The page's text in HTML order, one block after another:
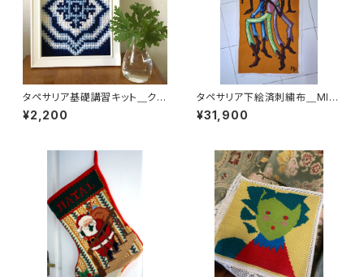
タペサリア基礎講習キット＿クロ
ス
¥2,200
タペサリア下絵済刺繍布＿MIL
AD誕生
¥31,900